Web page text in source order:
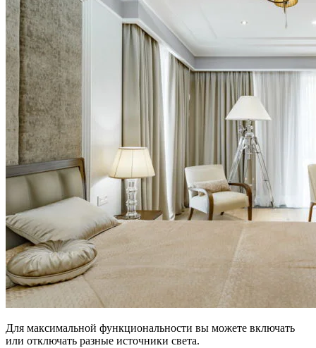
Для максимальной функциональности вы можете включать
или отключать разные источники света.